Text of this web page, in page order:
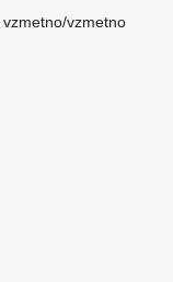
vzmetno/vzmetno